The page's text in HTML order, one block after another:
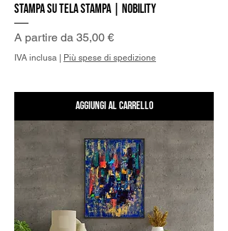
Stampa su Tela Stampa | Nobility
A partire da 35,00 €
Prezzo scontato
IVA inclusa | Più spese di spedizione
Aggiungi al carrello